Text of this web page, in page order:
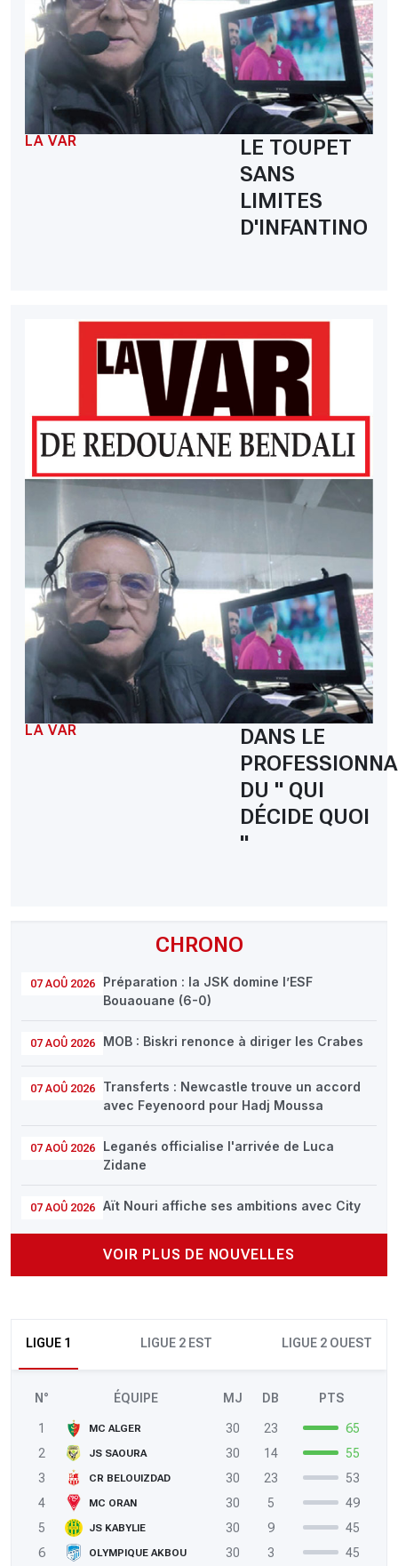
CHRONO
07 AOÛ 2026
Préparation : la JSK domine l’ESF
Bouaouane (6-0)
07 AOÛ 2026 MOB : Biskri renonce à diriger les Crabes
07 AOÛ 2026
Transferts : Newcastle trouve un accord
avec Feyenoord pour Hadj Moussa
07 AOÛ 2026
Leganés officialise l'arrivée de Luca
Zidane
07 AOÛ 2026 Aït Nouri affiche ses ambitions avec City
VOIR PLUS DE NOUVELLES
LIGUE 1 LIGUE 2 EST LIGUE 2 OUEST
N° ÉQUIPE MJ DB PTS
1 MC ALGER 30 23
65
2
JS SAOURA 30 14
55
3
CR BELOUIZDAD 30 23
53
4
MC ORAN 30 5
49
5
JS KABYLIE 30 9
45
6
OLYMPIQUE AKBOU 30 3 45
LA VAR
LE TOUPET
SANS
LIMITES
D'INFANTINO
LA VAR
DANS LE
DU " QUI
DÉCIDE QUOI
"